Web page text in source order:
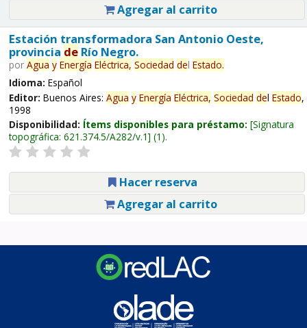
Agregar al carrito
Estación transformadora San Antonio Oeste,
provincia deRío Negro.
por Agua y Energía Eléctrica, Sociedad del Estado.
Idioma: Español
Editor: Buenos Aires: Agua y Energía Eléctrica, Sociedad del Estado,
1998
Disponibilidad: Ítems disponibles para préstamo: Signatura
topográfica: 621.374.5/A282/v.1 (1).
Hacer reserva
Agregar al carrito